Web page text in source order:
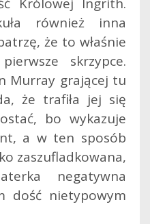
również inna
że to właśnie
skrzypce.
Murray grającej tu
że trafiła jej się
bo wykazuje
a w ten sposób
zaszufladkowana,
negatywna
dość nietypowym